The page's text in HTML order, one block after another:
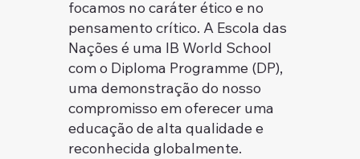
focamos no caráter ético e no
pensamento crítico. A Escola das
Nações é uma IB World School
com o Diploma Programme (DP),
uma demonstração do nosso
compromisso em oferecer uma
educação de alta qualidade e
reconhecida globalmente.